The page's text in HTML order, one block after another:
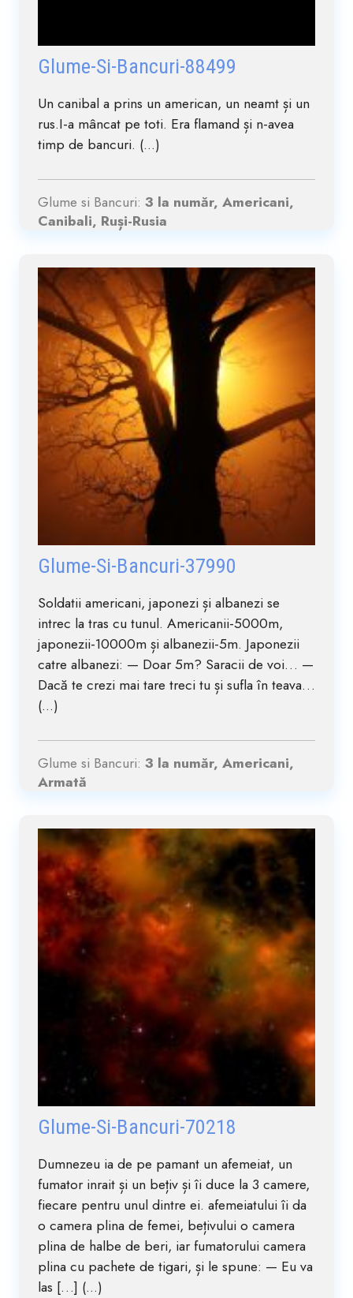
Glume-Si-Bancuri-88499
Un canibal a prins un american, un neamt și un
rus.I-a mâncat pe toti. Era flamand și n-avea
timp de bancuri. (...)
Glume si Bancuri: 3 la număr, Americani,
Canibali, Ruși-Rusia
Glume-Si-Bancuri-37990
Soldatii americani, japonezi și albanezi se
intrec la tras cu tunul. Americanii-5000m,
japonezii-10000m și albanezii-5m. Japonezii
catre albanezi: — Doar 5m? Saracii de voi… —
Dacă te crezi mai tare treci tu și sufla în teava…
(...)
Glume si Bancuri: 3 la număr, Americani,
Armată
Glume-Si-Bancuri-70218
Dumnezeu ia de pe pamant un afemeiat, un
fumator inrait și un bețiv și îi duce la 3 camere,
fiecare pentru unul dintre ei. afemeiatului îi da
o camera plina de femei, bețivului o camera
plina de halbe de beri, iar fumatorului camera
plina cu pachete de tigari, și le spune: — Eu va
las […] (...)